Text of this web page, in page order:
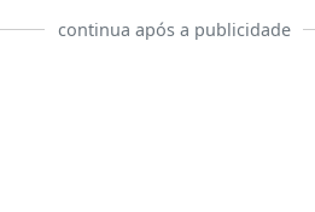
continua após a publicidade